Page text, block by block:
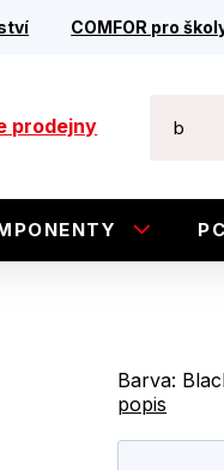
COMFOR pro
prodejny
Barva:
popis